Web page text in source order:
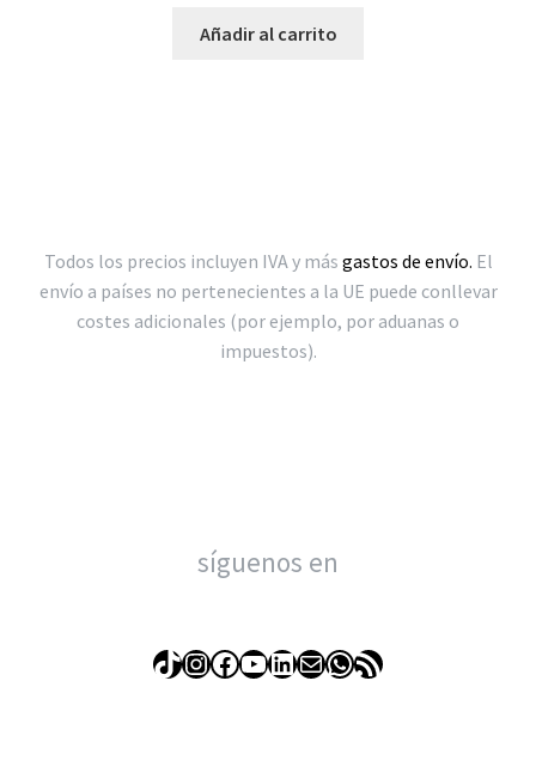
Añadir al carrito
Todos los precios incluyen IVA y más gastos de envío. El
envío a países no pertenecientes a la UE puede conllevar
costes adicionales (por ejemplo, por aduanas o
impuestos).
síguenos en
TikTok
Instagram
Facebook
YouTube
LinkedIn
Correo electrónico
WhatsApp
Feed RSS